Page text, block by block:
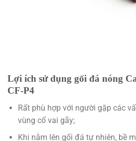
Lợi ích sử dụng gối đá nóng
CF-P4
Rất phù hợp với người gặp các
vùng cổ vai gãy;
Khi nằm lên gối đá tự nhiên, bề